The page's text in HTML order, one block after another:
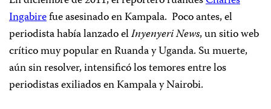
Ingabirefue asesinado en Kampala. Poco antes, el
periodista había lanzado elInyenyeri News, un sitio web
crítico muy popular en Ruanda y Uganda. Su muerte,
aún sin resolver, intensificó los temores entre los
periodistas exiliados en Kampala y Nairobi.